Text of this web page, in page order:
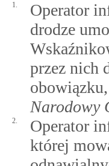
1.
Operator
drodze
przez nich
Narodowy
2.
Operator
której